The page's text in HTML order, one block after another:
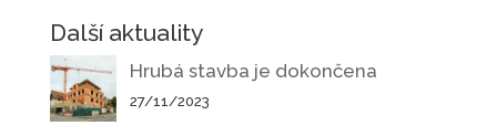
Další aktuality
Hrubá stavba je dokončena
27/11/2023